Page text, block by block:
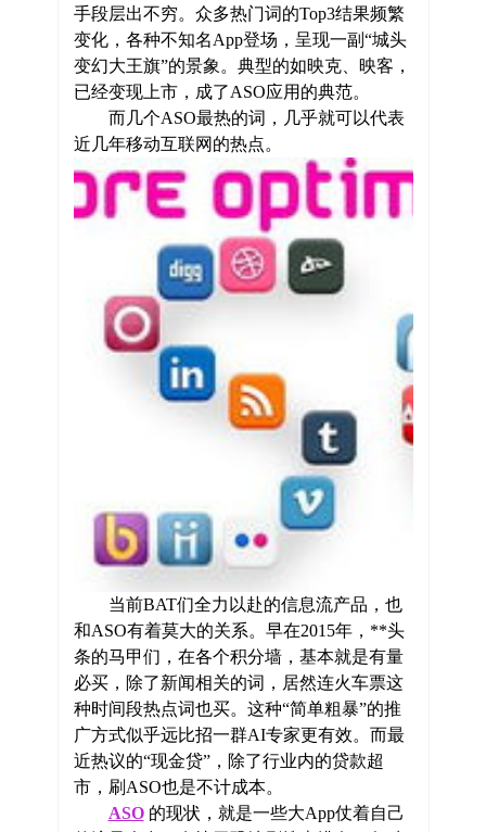
手段层出不穷。众多热门词的Top3结果频繁
变化，各种不知名App登场，呈现一副“城头
变幻大王旗”的景象。典型的如映克、映客，
已经变现上市，成了ASO应用的典范。
而几个ASO最热的词，几乎就可以代表
近几年移动互联网的热点。
当前BAT们全力以赴的信息流产品，也
和ASO有着莫大的关系。早在2015年，**头
条的马甲们，在各个积分墙，基本就是有量
必买，除了新闻相关的词，居然连火车票这
种时间段热点词也买。这种“简单粗暴”的推
广方式似乎远比招一群AI专家更有效。而最
近热议的“现金贷”，除了行业内的贷款超
市，刷ASO也是不计成本。
ASO的现状，就是一些大App仗着自己